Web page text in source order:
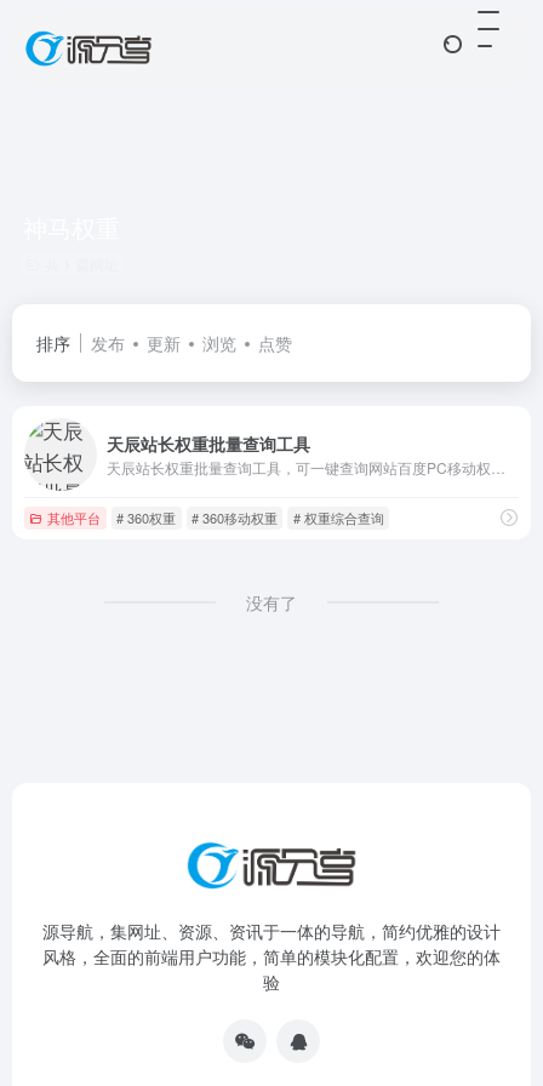
排序 发布 更新 浏览 点赞
天辰站长权重批量查询工具
其他平台 # 360权重 # 360移动权重 # 权重综合查询
没有了
源导航，集网址、资源、资讯于一体的导航，简约优雅的设计
风格，全面的前端用户功能，简单的模块化配置，欢迎您的体
验